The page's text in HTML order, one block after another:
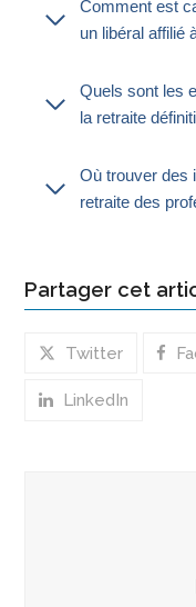
Comment est
un libéral affilié
Quels sont les
la retraite
Où trouver des
retraite des
Partager cet
Twitter
LinkedIn